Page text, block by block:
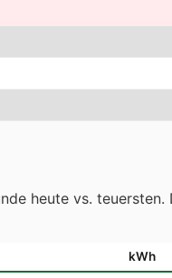
heute vs.
kWh